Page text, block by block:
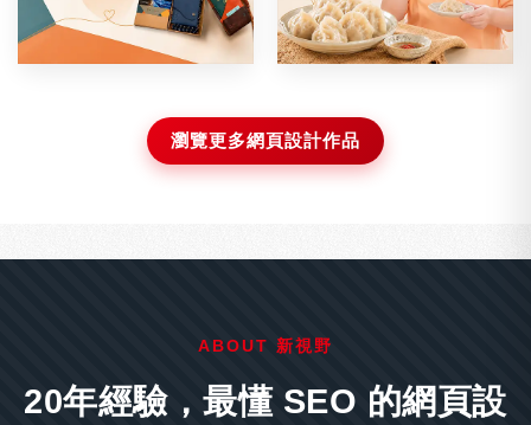
瀏覽更多網頁設計作品
ABOUT 新視野
20年經驗，最懂 SEO 的網頁設